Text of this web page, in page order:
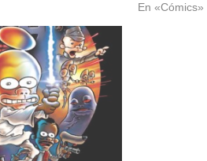
En «Cómics»